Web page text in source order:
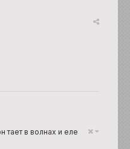
тает в волнах и еле